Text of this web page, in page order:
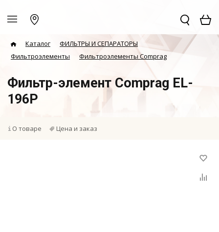
Каталог
ФИЛЬТРЫ И СЕПАРАТОРЫ
Фильтроэлементы
Фильтроэлементы Comprag
Фильтр-элемент Comprag EL-
196P
О товаре Цена и заказ